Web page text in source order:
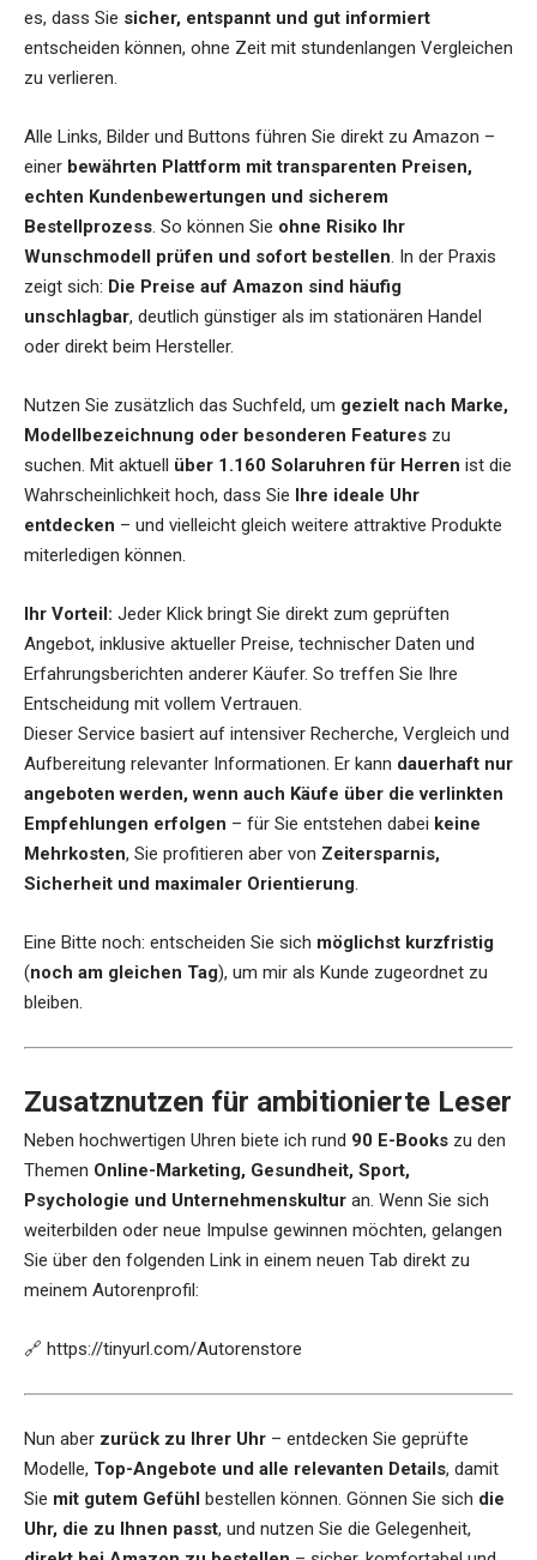
es, dass Sie sicher, entspannt und gut informiert
entscheiden können, ohne Zeit mit stundenlangen Vergleichen
zu verlieren.
Alle Links, Bilder und Buttons führen Sie direkt zu Amazon –
einer bewährten Plattform mit transparenten Preisen,
echten Kundenbewertungen und sicherem
Bestellprozess. So können Sie ohne Risiko Ihr
Wunschmodell prüfen und sofort bestellen. In der Praxis
zeigt sich: Die Preise auf Amazon sind häufig
unschlagbar, deutlich günstiger als im stationären Handel
oder direkt beim Hersteller.
Nutzen Sie zusätzlich das Suchfeld, um gezielt nach Marke,
Modellbezeichnung oder besonderen Features zu
suchen. Mit aktuell über 1.160 Solaruhren für Herren ist die
Wahrscheinlichkeit hoch, dass Sie Ihre ideale Uhr
entdecken – und vielleicht gleich weitere attraktive Produkte
miterledigen können.
Ihr Vorteil: Jeder Klick bringt Sie direkt zum geprüften
Angebot, inklusive aktueller Preise, technischer Daten und
Erfahrungsberichten anderer Käufer. So treffen Sie Ihre
Entscheidung mit vollem Vertrauen.
Dieser Service basiert auf intensiver Recherche, Vergleich und
Aufbereitung relevanter Informationen. Er kann dauerhaft nur
angeboten werden, wenn auch Käufe über die verlinkten
Empfehlungen erfolgen – für Sie entstehen dabei keine
Mehrkosten, Sie profitieren aber von Zeitersparnis,
Sicherheit und maximaler Orientierung.
Eine Bitte noch: entscheiden Sie sich möglichst kurzfristig
(noch am gleichen Tag), um mir als Kunde zugeordnet zu
bleiben.
Zusatznutzen für ambitionierte Leser
Neben hochwertigen Uhren biete ich rund 90 E-Books zu den
Themen Online-Marketing, Gesundheit, Sport,
Psychologie und Unternehmenskultur an. Wenn Sie sich
weiterbilden oder neue Impulse gewinnen möchten, gelangen
Sie über den folgenden Link in einem neuen Tab direkt zu
meinem Autorenprofil:
🔗 https://tinyurl.com/Autorenstore
Nun aber zurück zu Ihrer Uhr – entdecken Sie geprüfte
Modelle, Top-Angebote und alle relevanten Details, damit
Sie mit gutem Gefühl bestellen können. Gönnen Sie sich die
Uhr, die zu Ihnen passt, und nutzen Sie die Gelegenheit,